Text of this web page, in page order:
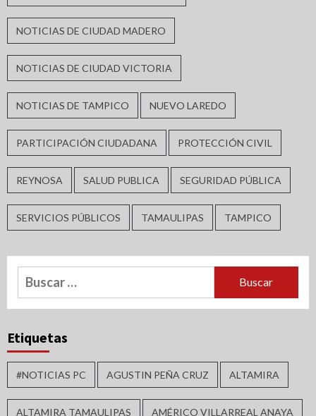
NOTICIAS DE CIUDAD MADERO
NOTICIAS DE CIUDAD VICTORIA
NOTICIAS DE TAMPICO NUEVO LAREDO
PARTICIPACIÓN CIUDADANA PROTECCIÓN CIVIL
REYNOSA SALUD PUBLICA SEGURIDAD PÚBLICA
SERVICIOS PÚBLICOS TAMAULIPAS TAMPICO
Buscar:
Etiquetas
#NOTICIAS PC AGUSTIN PEÑA CRUZ ALTAMIRA
ALTAMIRA TAMAULIPAS AMÉRICO VILLARREAL ANAYA